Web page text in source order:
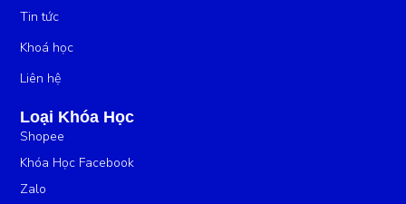
Tin tức
Khoá học
Liên hệ
Loại Khóa Học
Shopee
Khóa Học Facebook
Zalo